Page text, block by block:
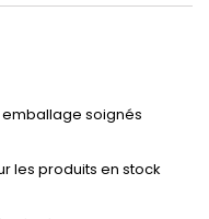
emballage soignés
les produits en stock